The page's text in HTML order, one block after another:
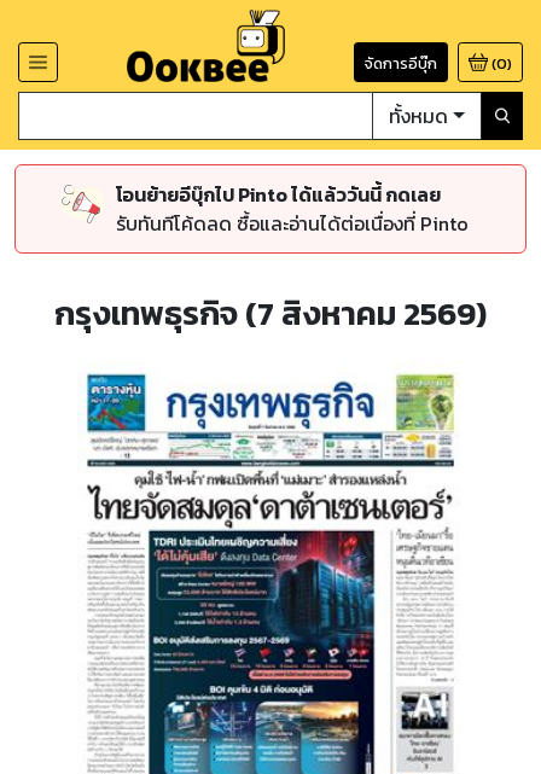
จัดการอีบุ๊ก (0)
ทั้งหมด
โอนย้ายอีบุ๊กไป Pinto ได้แล้ววันนี้ กดเลย
รับทันทีโค้ดลด ซื้อและอ่านได้ต่อเนื่องที่ Pinto
กรุงเทพธุรกิจ (7 สิงหาคม 2569)